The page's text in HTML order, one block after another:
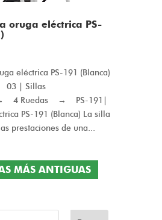
oruga eléctrica PS-
eléctrica PS-191 (Blanca)
| Sillas
4 Ruedas → PS-191|
PS-191 (Blanca) La silla
prestaciones de una...
MÁS ANTIGUAS